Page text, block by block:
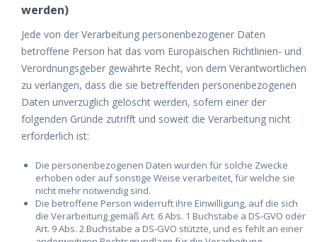
werden)
Jede von der Verarbeitung personenbezogener Daten
betroffene Person hat das vom Europäischen Richtlinien- und
Verordnungsgeber gewährte Recht, von dem Verantwortlichen
zu verlangen, dass die sie betreffenden personenbezogenen
Daten unverzüglich gelöscht werden, sofern einer der
folgenden Gründe zutrifft und soweit die Verarbeitung nicht
erforderlich ist:
Die personenbezogenen Daten wurden für solche Zwecke
erhoben oder auf sonstige Weise verarbeitet, für welche sie
nicht mehr notwendig sind.
Die betroffene Person widerruft ihre Einwilligung, auf die sich
die Verarbeitung gemäß Art. 6 Abs. 1 Buchstabe a DS-GVO oder
Art. 9 Abs. 2 Buchstabe a DS-GVO stützte, und es fehlt an einer